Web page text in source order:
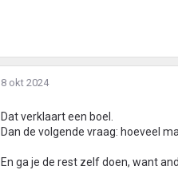
8 okt 2024
Dat verklaart een boel.
Dan de volgende vraag: hoeveel
En ga je de rest zelf doen, want